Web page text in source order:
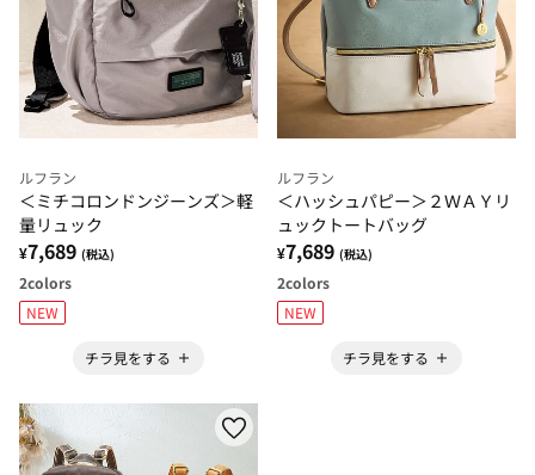
ルフラン
＜ミチコロンドンジーンズ＞軽
量リュック
¥7,689 (税込)
2colors
NEW
チラ見をする
ルフラン
＜ハッシュパピー＞２ＷＡＹリ
ュックトートバッグ
¥7,689 (税込)
2colors
NEW
チラ見をする